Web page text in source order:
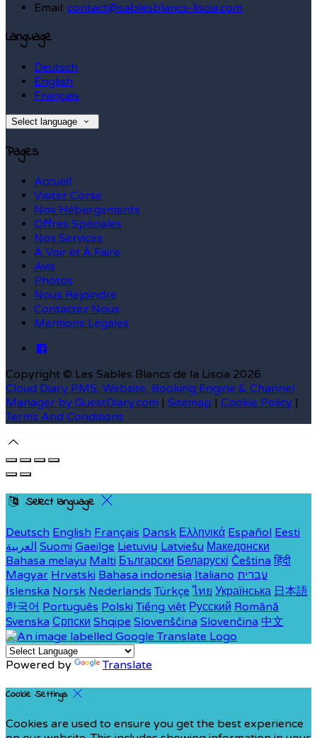
Email: contact@sablesblancs-liscia.com
Language
Deutsch
English
Français
Select language
Pages
Accueil
Visiter Corse
Nos Hébergements
Offres Spéciales
Nos Services
À Voir et À Faire
Avis
Photos
Nous Rejoindre
Contactez Nous
Mentions Légales
Copyright © Les Sables Blancs de la Liscia 2026
Cloud Diary PMS, Website, Booking Engine & Channel
Manager by GuestDiary.com | Sitemap | Cookie Policy |
Terms And Conditions
Select language
Deutsch English Français Dansk Ελληνικά Español Eesti
العربية Suomi Gaeilge Lietuvių Latviešu Македонски
Bahasa melayu Malti Български Беларускі Čeština हिंदी
Magyar Hrvatski Bahasa indonesia Italiano עברית
Íslenska Norsk Nederlands Türkçe ไทย Українська 日本語
한국어 Português Polski Tiếng việt Русский Română
Svenska Српски Shqipe Slovenščina Slovenčina 中文
Powered by Translate
Cookie Settings
Cookies are used to ensure you get the best experience